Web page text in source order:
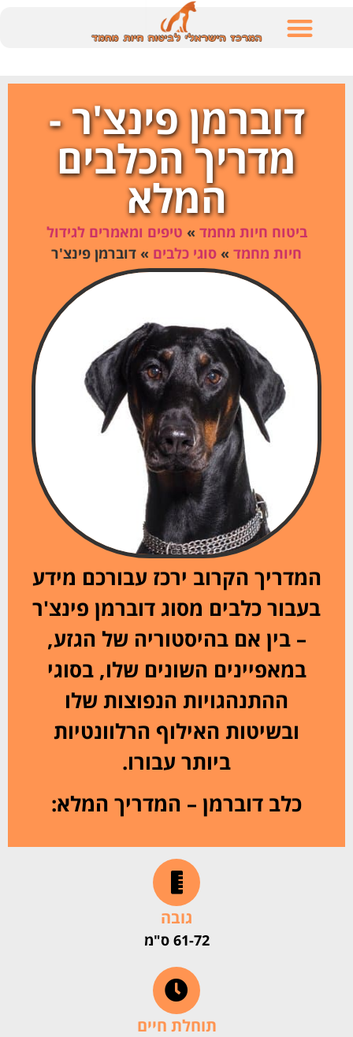
דוברמן פינצ'ר -
מדריך הכלבים
המלא
ביטוח חיות מחמד » טיפים ומאמרים לגידול
חיות מחמד » סוגי כלבים » דוברמן פינצ'ר
המדריך הקרוב ירכז עבורכם מידע
בעבור כלבים מסוג דוברמן פינצ'ר
– בין אם בהיסטוריה של הגזע,
במאפיינים השונים שלו, בסוגי
ההתנהגויות הנפוצות שלו
ובשיטות האילוף הרלוונטיות
ביותר עבורו.
כלב דוברמן – המדריך המלא:
גובה
61-72 ס"מ
תוחלת חיים